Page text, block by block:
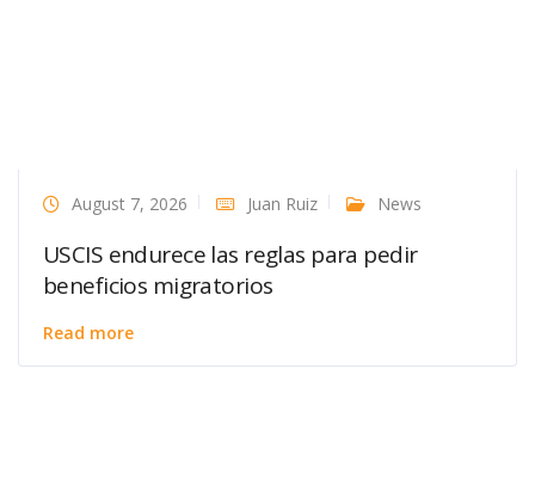
August 7, 2026 Juan Ruiz News
USCIS endurece las reglas para pedir
beneficios migratorios
Read more